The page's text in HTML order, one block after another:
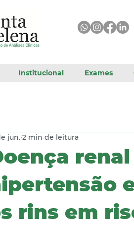
Institucional Exames
rins em
jun. 2 min de leitura